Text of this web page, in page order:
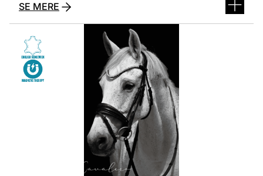
SE MERE
vare
har
flere
varianter.
Mulighederne